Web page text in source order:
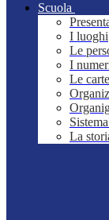
Scuola
I luoghi
Le
I
Le
La